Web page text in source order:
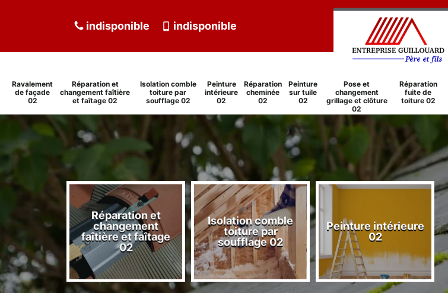
indisponible indisponible
Ravalement
de façade
02
Réparation et
changement faîtière
et faîtage 02
Isolation comble
toiture par
soufflage 02
Peinture
intérieure
02
Réparation
cheminée
02
Peinture
sur tuile
02
Pose et
changement
grillage et clôture
02
Réparation
fuite de
toiture 02
Réparation et
changement
faîtière et faîtage
02
Isolation comble
toiture par
soufflage 02
Peinture intérieure
02